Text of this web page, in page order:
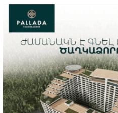
ոչնչացվել է
անօդաչու թռչող սարք
23:20:45 8-08-2026
Օգոստոսի 10-ին,
ին, 14-ին, 17-ին,
հարյուրավոր հասցեներում
23:01:57 8-08-2026